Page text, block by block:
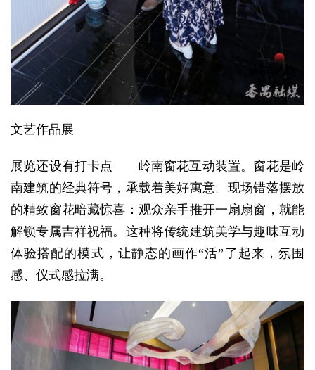
文艺作品展
展览还设有打卡点——岭南窗花互动装置。窗花是岭
南建筑的经典符号，承载着美好寓意。现场错落摆放
的精致窗花暗藏惊喜：观众亲手推开一扇扇窗，就能
解锁专属吉祥祝福。这种将传统建筑美学与趣味互动
体验搭配的模式，让静态的画作“活”了起来，氛围
感、仪式感拉满。